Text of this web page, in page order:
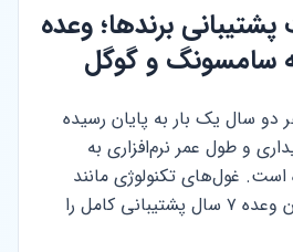
برندها؛ وعده
سال یک بار به پایان رسیده
سال ۱۴۰۵، پایداری و طول عمر نرم‌افزاری به
غول‌های تکنولوژی مانند
سامسونگ و گوگل اکنون وعده ۷ سال پشتیبانی کامل را